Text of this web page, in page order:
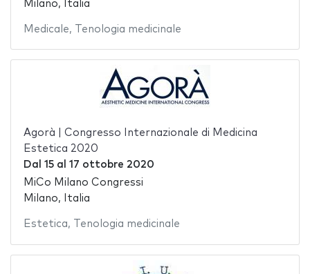
Milano, Italia
Medicale, Tenologia medicinale
Agorà | Congresso Internazionale di Medicina
Estetica 2020
Dal 15al 17 ottobre 2020
MiCo Milano Congressi
Milano, Italia
Estetica, Tenologia medicinale